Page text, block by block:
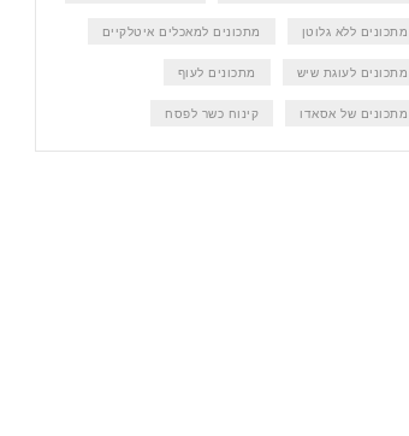
מתכונים ללא גלוטן מתכונים למאכלים איטלקיים
מתכונים לעוגת שיש מתכונים לעוף
מתכונים של אסאדו קינוח כשר לפסח